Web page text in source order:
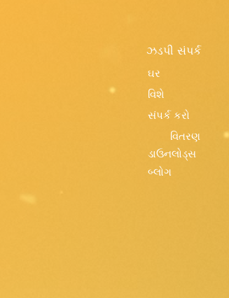
ઝડપી સંપર્ક
ઘર
વિશે
સંપર્ક કરો
વિતરણ
ડાઉનલોડ્સ
બ્લોગ